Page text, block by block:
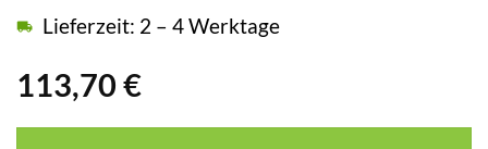
113,70 €
Lieferzeit: 2 – 4 Werktage